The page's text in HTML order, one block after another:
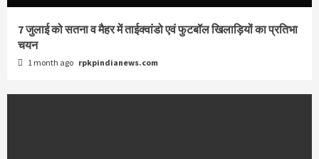
7 जुलाई को सतना व मैहर में ताईक्वांडो एवं फुटबॉल खिलाड़ियों का प्रतिभा
चयन
1 month ago rpkpindianews.com